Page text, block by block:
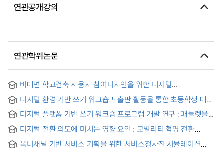
연관공개강의
연관학위논문
비대면 학교건축 사용자 참여디자인을 위한 디지털
of Digital Facilitation Tools for Untect User Participatory
Design
디지털 환경 기반 쓰기 워크숍과 출판 활동을 통한 초등학생 대상
디지털 플랫폼 기반 쓰기 워크숍 프로그램 개발 연구 : 패들렛을
Based Writing Workshop Program : Focused on the Padlet
디지털 전환 의도에 미치는 영향 요인 : 모빌리티 혁명 전환
Transformation Intention : A Comparative Study with the
옴니채널 기반 서비스 기획을 위한 서비스청사진 시뮬레이션